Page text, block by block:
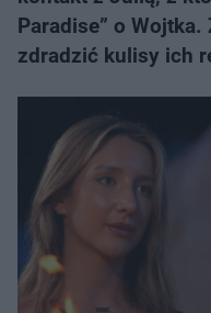
Paradise” o
zdradzić kulisy ich